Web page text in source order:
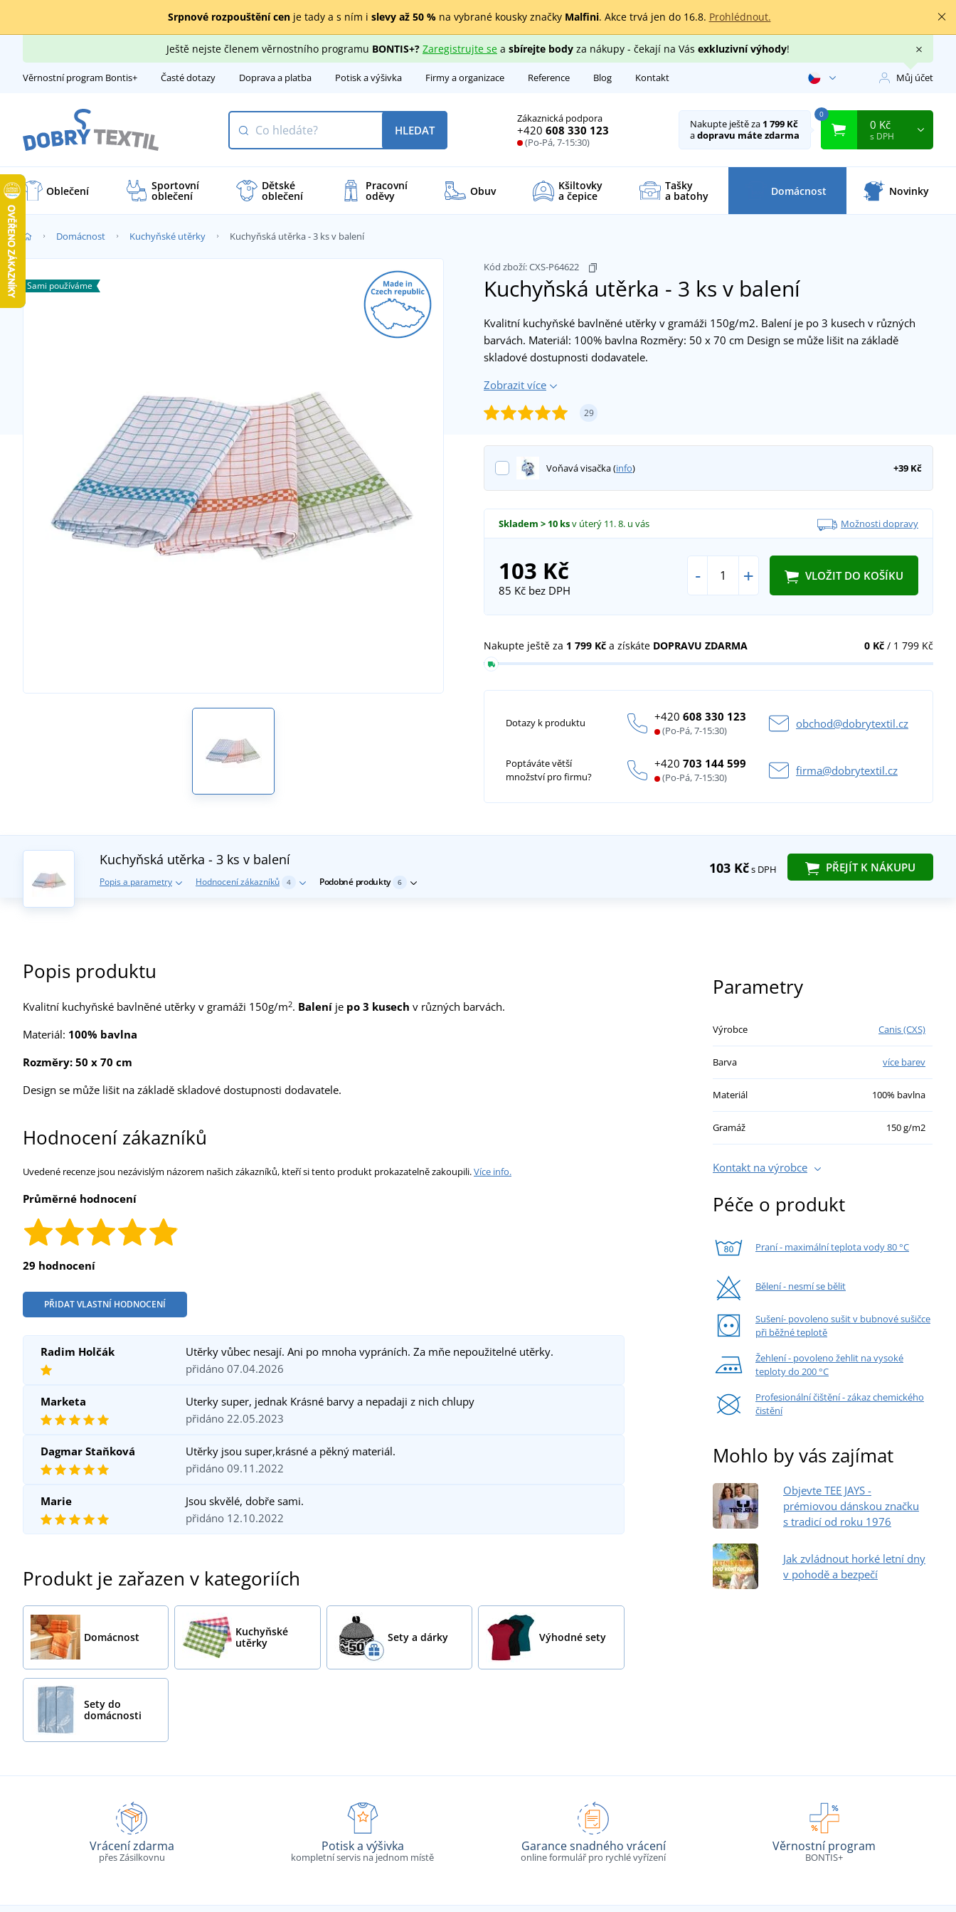
Srpnové rozpouštění cenje tady a s ním i slevy až 50 %na vybrané kousky značky Malfini. Akce trvá jen do 16.8. Prohlédnout.
Ještě nejste členem věrnostního programu BONTIS+? Zaregistrujte sea sbírejte bodyza nákupy - čekají na Vás exkluzivní výhody!
Věrnostní program Bontis+ Časté dotazy Doprava a platba Potisk a výšivka Firmy a organizace Reference Blog Kontakt Můj účet
Zákaznická podpora
+420 608 330 123
(Po-Pá, 7-15:30)
HLEDAT Nakupte ještě za 1 799 Kč
adopravu máte zdarma
0
0 Kč
s DPH
Oblečení Sportovní
oblečení
Dětské
oblečení
Pracovní
oděvy Obuv Kšiltovky
a čepice
Tašky
a batohy Domácnost Novinky
Domácnost Kuchyňské utěrky Kuchyňská utěrka - 3 ks v balení
Kód zboží:CXS-P64622
Kuchyňská utěrka - 3 ks v balení
Sami používáme
Kvalitní kuchyňské bavlněné utěrky v gramáži 150g/m2. Balení je po 3 kusech v různých
barvách. Materiál: 100% bavlna Rozměry: 50 x 70 cm Design se může lišit na základě
skladové dostupnosti dodavatele.
Zobrazit více
29
Voňavá visačka (info) +39 Kč
Skladem > 10 ksv úterý 11. 8. u vás Možnosti dopravy
103 Kč
85 Kčbez DPH
- + VLOŽIT DO KOŠÍKU
0 Kč/ 1 799 Kč
Nakupte ještě za 1 799 Kč a získáte DOPRAVU ZDARMA
Dotazy k produktu +420608 330 123
(Po-Pá, 7-15:30)
obchod@dobrytextil.cz
Poptáváte větší
množství pro firmu?
+420703 144 599
(Po-Pá, 7-15:30)
firma@dobrytextil.cz
103 Kčs DPH PŘEJÍT K NÁKUPU
Kuchyňská utěrka - 3 ks v balení
Popis a parametry Hodnocení zákazníků 4 Podobné produkty 6
Popis produktu
Kvalitní kuchyňské bavlněné utěrky v gramáži 150g/m2. Balení je po 3 kusech v různých barvách.
Materiál: 100% bavlna
Rozměry: 50 x 70 cm
Design se může lišit na základě skladové dostupnosti dodavatele.
Hodnocení zákazníků
Uvedené recenze jsou nezávislým názorem našich zákazníků, kteří si tento produkt prokazatelně zakoupili.Více info.
Průměrné hodnocení
29 hodnocení
PŘIDAT VLASTNÍ HODNOCENÍ
Radim Holčák
Utěrky vůbec nesají. Ani po mnoha vypráních. Za mňe nepoužitelné utěrky.
přidáno 07.04.2026
Marketa
Uterky super, jednak Krásné barvy a nepadaji z nich chlupy
přidáno 22.05.2023
Dagmar Staňková
Utěrky jsou super,krásné a pěkný materiál.
přidáno 09.11.2022
Marie
Jsou skvělé, dobře sami.
přidáno 12.10.2022
Produkt je zařazen v kategoriích
Domácnost
Kuchyňské
utěrky
Sety a dárky Výhodné sety
Sety do
domácnosti
Parametry
Výrobce Canis (CXS)
Barva více barev
Materiál 100% bavlna
Gramáž 150 g/m2
Kontakt na výrobce
Péče o produkt
Praní - maximální teplota vody 80 °C
Bělení - nesmí se bělit
Sušení- povoleno sušit v bubnové sušičce
při běžné teplotě
Žehlení - povoleno žehlit na vysoké
teploty do 200 °C
Profesionální čištění - zákaz chemického
čistění
Mohlo by vás zajímat
Objevte TEE JAYS -
prémiovou dánskou značku
s tradicí od roku 1976
Jak zvládnout horké letní dny
v pohodě a bezpečí
Vrácení zdarma
přes Zásilkovnu
Potisk a výšivka
kompletní servis na jednom místě
Garance snadného vrácení
online formulář pro rychlé vyřízení
Věrnostní program
BONTIS+